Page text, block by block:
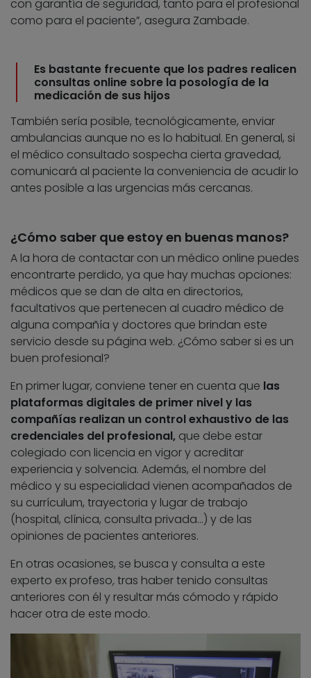
con garantía de seguridad, tanto para el profesional
como para el paciente”, asegura Zambade.
Es bastante frecuente que los padres realicen
consultas online sobre la posología de la
medicación de sus hijos
También sería posible, tecnológicamente, enviar
ambulancias aunque no es lo habitual. En general, si
el médico consultado sospecha cierta gravedad,
comunicará al paciente la conveniencia de acudir lo
antes posible a las urgencias más cercanas.
¿Cómo saber que estoy en buenas manos?
A la hora de contactar con un médico online puedes
encontrarte perdido, ya que hay muchas opciones:
médicos que se dan de alta en directorios,
facultativos que pertenecen al cuadro médico de
alguna compañía y doctores que brindan este
servicio desde su página web. ¿Cómo saber si es un
buen profesional?
En primer lugar, conviene tener en cuenta que las
plataformas digitales de primer nivel y las
compañías realizan un control exhaustivo de las
credenciales del profesional, que debe estar
colegiado con licencia en vigor y acreditar
experiencia y solvencia. Además, el nombre del
médico y su especialidad vienen acompañados de
su currículum, trayectoria y lugar de trabajo
(hospital, clínica, consulta privada…) y de las
opiniones de pacientes anteriores.
En otras ocasiones, se busca y consulta a este
experto ex profeso,tras haber tenido consultas
anteriores con él y resultar más cómodo y rápido
hacer otra de este modo.